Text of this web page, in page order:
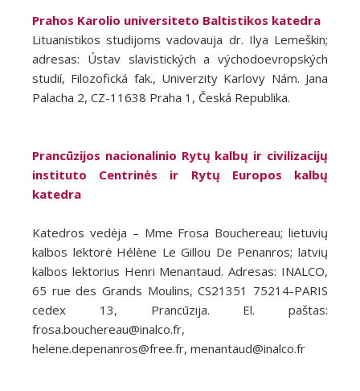
Prahos Karolio universiteto Baltistikos katedra
Lituanistikos studijoms vadovauja dr. Ilya Lemeškin;
adresas: Ústav slavistických a východoevropských
studií, Filozofická fak., Univerzity Karlovy Nám. Jana
Palacha 2, CZ-11638 Praha 1, Česká Republika.
Prancūzijos nacionalinio Rytų kalbų ir civilizacijų
instituto Centrinės ir Rytų Europos kalbų
katedra
Katedros vedėja – Mme Frosa Bouchereau; lietuvių
kalbos lektorė Hélène Le Gillou De Penanros; latvių
kalbos lektorius Henri Menantaud. Adresas: INALCO,
65 rue des Grands Moulins, CS21351 75214-PARIS
cedex 13, Prancūzija. El. paštas:
frosa.bouchereau@inalco.fr,
helene.depenanros@free.fr, menantaud@inalco.fr